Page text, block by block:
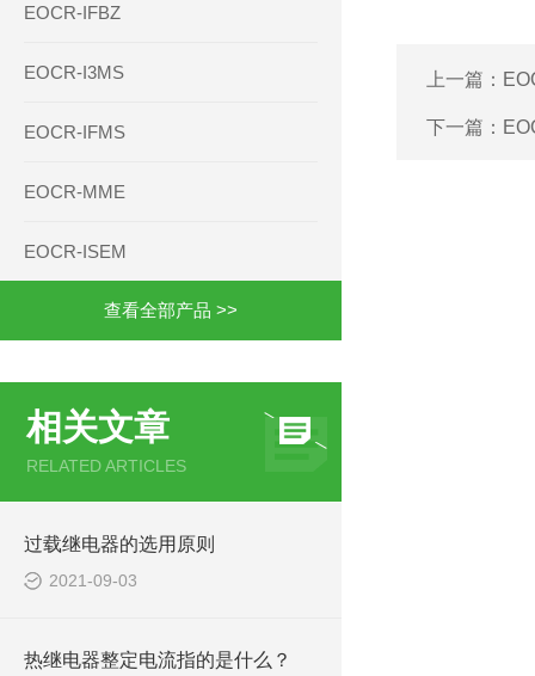
EOCR-IFBZ
EOCR-I3MS
EOCR-IFMS
EOCR-MME
EOCR-ISEM
查看全部产品 >>
相关文章
RELATED ARTICLES
过载继电器的选用原则
2021-09-03
热继电器整定电流指的是什么？
上一篇：
下一篇：